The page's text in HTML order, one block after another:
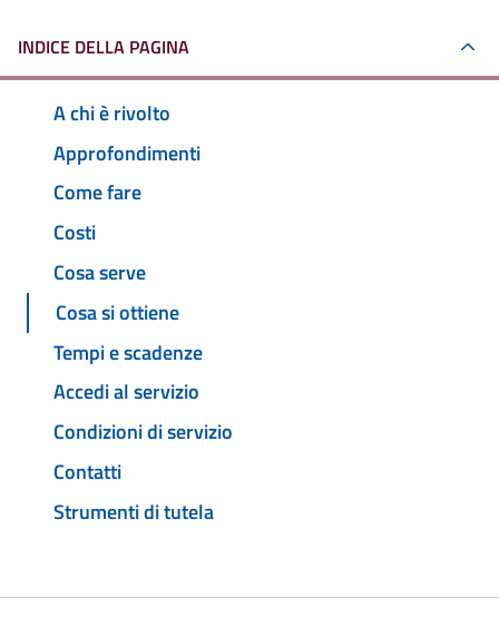
INDICE DELLA PAGINA
A chi è rivolto
Approfondimenti
Come fare
Costi
Cosa serve
Cosa si ottiene
Tempi e scadenze
Accedi al servizio
Condizioni di servizio
Contatti
Strumenti di tutela